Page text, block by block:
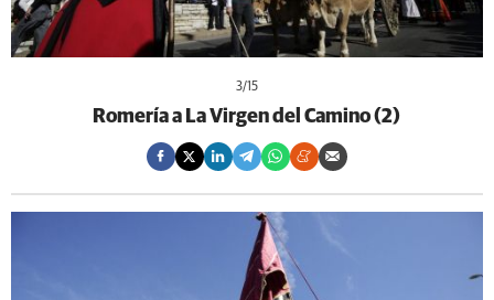
3/15
Romería a La Virgen del Camino (2)